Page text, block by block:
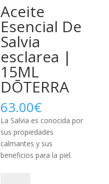
Aceite
Esencial De
Salvia
esclarea |
15ML
DŌTERRA
63.00€
La Salvia es conocida por
sus propiedades
calmantes y sus
beneficios para la piel.